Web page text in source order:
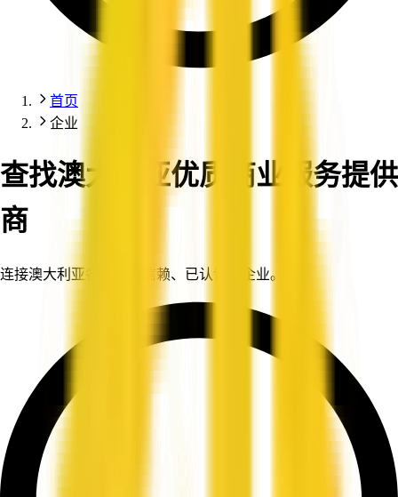
首页
企业
查找澳大利亚优质商业服务提供
商
连接澳大利亚各地值得信赖、已认证的企业。